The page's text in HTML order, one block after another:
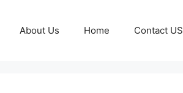
About Us Home Contact US